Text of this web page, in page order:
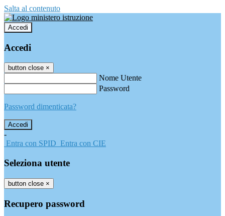
Salta al contenuto
Accedi
Accedi
button close ×
Nome Utente
Password
Password dimenticata?
-
Entra con SPID Entra con CIE
Seleziona utente
button close ×
Recupero password